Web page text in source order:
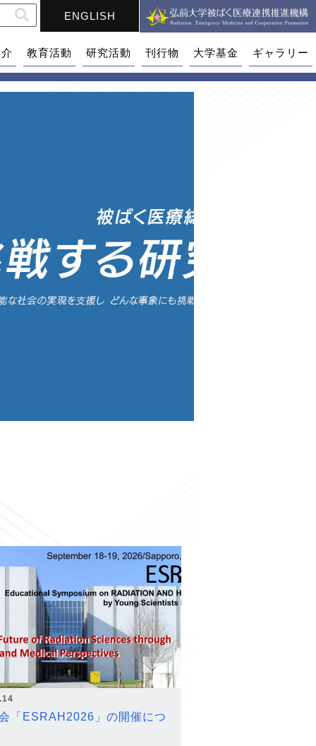
ENGLISH
教育活動 研究活動 刊行物 大学基金 ギャラリー
「ESRAH2026」の開催につ